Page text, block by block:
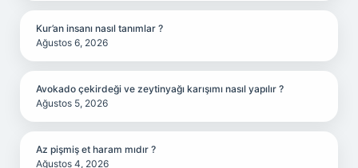
Kur’an insanı nasıl tanımlar ?
Ağustos 6, 2026
Avokado çekirdeği ve zeytinyağı karışımı nasıl yapılır ?
Ağustos 5, 2026
Az pişmiş et haram mıdır ?
Ağustos 4, 2026